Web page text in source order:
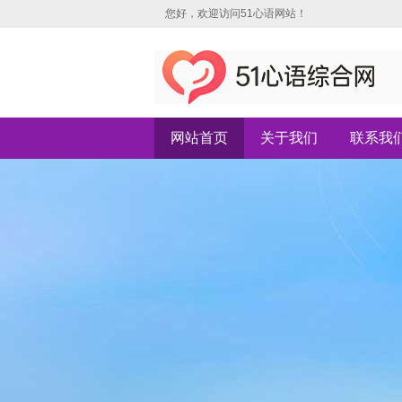
您好，欢迎访问51心语网站！
网站首页 关于我们 联系我